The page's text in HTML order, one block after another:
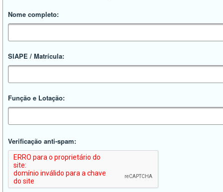
Nome completo:
SIAPE / Matrícula:
Função e Lotação:
Verificação anti-spam: